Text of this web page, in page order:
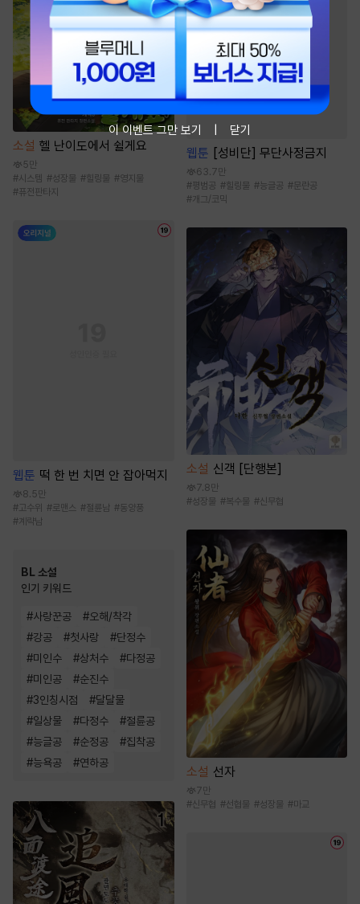
소설 헬 난이도에서 쉴게요
5만
#시스템 #성장물 # 힐링물 #영지물
#퓨전판타지
웹툰 떡 한 번 치면 안 잡아먹지
8.5만
#고수위 #로맨스 #절륜남 #동양풍
# 계략남
BL 소설
인기 키워드
#사랑꾼공 #오해/착각
#강공 #첫사랑 #단정수
#미인수 #상처수 #다정공
#미인공 #순진수
#3인칭시점 #달달물
#일상물 #다정수 #절륜공
#능글공 #순정공 #집착공
#능욕공 #연하공
웹툰 [성비단] 무단사정금지
63.7만
#평범공 #힐링물 #능글공 #문란공
#개그/코믹
소설 신객 [단행본]
7.8만
#성장물 #복수물 #신무협
소설 선자
7만
#신무협 #선협물 #성장물 #마교
이 이벤트 그만 보기 닫기